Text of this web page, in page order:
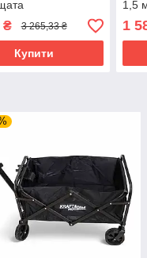
з
MAR-POL
₴ 3 265,33 ₴
Купити
1,5
1